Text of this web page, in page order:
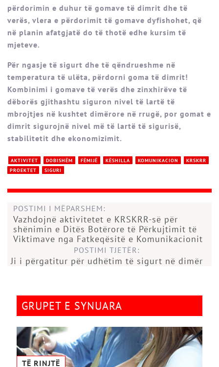
përdorimin e duhur të gomave të dimrit dhe të
verës, vlera e përdorimit të gomave dyfishohet, që
në planin afatgjatë do të thotë edhe kursim të
mjeteve.
Për ngasje të sigurt dhe të qëndrueshme në
temperatura të ulëta, përdorni goma të dimrit!
Kombinimi i gomave të verës dhe zinxhirëve të
dëborës gjithashtu siguron nivel të lartë të
mbrojtjes në kushtet dimërore në rrugë, por gomat e
dimrit sigurojnë nivel më të lartë të sigurisë,
stabilitetit dhe ekonomizimit.
AKTIVITET DOBISHËM FËMIJË KËSHILLA KOMUNIKACION
KRSKRR
PROEKTET
SIGURI
POSTIMI I MËPARSHEM:
Vazhdojnë aktivitetet e KRSKRR-së për
shënimin e Ditës Botërore të Përkujtimit të
Viktimave nga Fatkeqësitë e Komunikacionit
POSTIMI TJETËR:
Ji i përgatitur për udhëtim të sigurt në dimër
GRUPET E SYNUARA
TË RINJTË